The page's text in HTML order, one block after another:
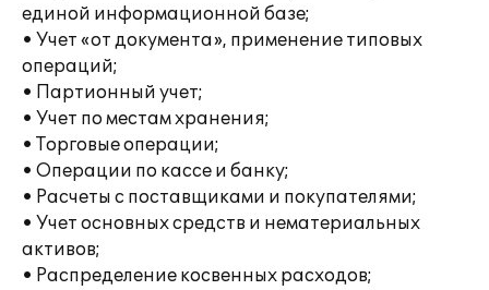
единой информационной базе;
• Учет «от документа», применение типовых
операций;
• Партионный учет;
• Учет по местам хранения;
• Торговые операции;
• Операции по кассе и банку;
• Расчеты с поставщиками и покупателями;
• Учет основных средств и нематериальных
активов;
• Распределение косвенных расходов;